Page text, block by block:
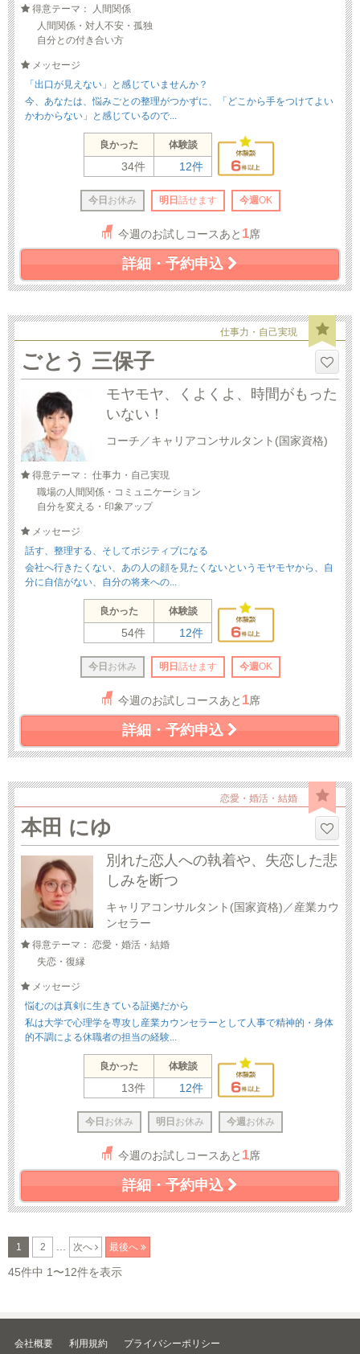
得意テーマ： 人間関係
人間関係・対人不安・孤独
自分との付き合い方
メッセージ
「出口が見えない」と感じていませんか？
今、あなたは、悩みごとの整理がつかずに、「どこから手をつけてよい
かわからない」と感じているので...
良かった 体験談
34件 12件
今日 お休み 明日 話せます 今週OK
今週のお試しコースあと 1席
詳細・予約申込
仕事力・自己実現
ごとう 三保子
モヤモヤ、くよくよ、時間がもった
いない！
コーチ／キャリアコンサルタント(国家資格)
得意テーマ： 仕事力・自己実現
職場の人間関係・コミュニケーション
自分を変える・印象アップ
メッセージ
話す、整理する、そしてポジティブになる
会社へ行きたくない、あの人の顔を見たくないというモヤモヤから、自
分に自信がない、自分の将来への...
良かった 体験談
54件 12件
今日 お休み 明日 話せます 今週OK
今週のお試しコースあと 1席
詳細・予約申込
恋愛・婚活・結婚
本田 にゆ
別れた恋人への執着や、失恋した悲
しみを断つ
キャリアコンサルタント(国家資格)／産業カウ
ンセラー
得意テーマ： 恋愛・婚活・結婚
失恋・復縁
メッセージ
悩むのは真剣に生きている証拠だから
私は大学で心理学を専攻し産業カウンセラーとして人事で精神的・身体
的不調による休職者の担当の経験...
良かった 体験談
13件 12件
今日 お休み 明日 お休み 今週 お休み
今週のお試しコースあと 1席
詳細・予約申込
1 2 次へ 最後へ
45件中 1〜12件を表示
会社概要 利用規約 プライバシーポリシー